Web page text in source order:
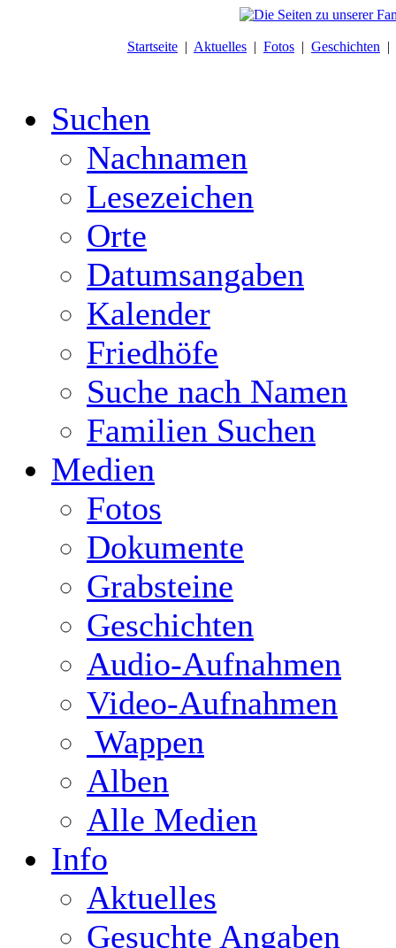
Startseite | Aktuelles | Fotos | Geschichten |
Suchen
Nachnamen
Lesezeichen
Orte
Datumsangaben
Kalender
Friedhöfe
Suche nach Namen
Familien Suchen
Medien
Fotos
Dokumente
Grabsteine
Geschichten
Audio-Aufnahmen
Video-Aufnahmen
Wappen
Alben
Alle Medien
Info
Aktuelles
Gesuchte Angaben